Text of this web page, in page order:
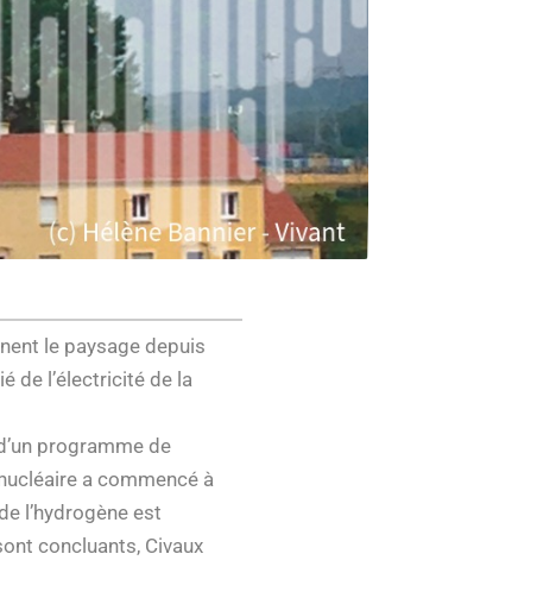
le paysage depuis
de l’électricité de la
programme de
a commencé à
l’hydrogène est
concluants, Civaux